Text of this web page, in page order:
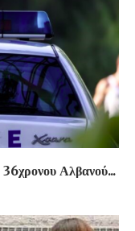
36χρονου Αλβανού...